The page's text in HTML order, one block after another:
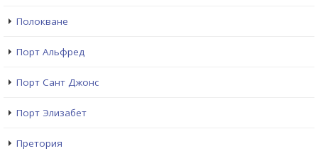
Полокване
Порт Альфред
Порт Сант Джонс
Порт Элизабет
Претория